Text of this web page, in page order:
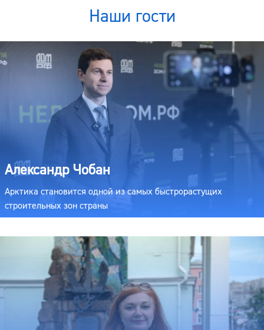
Наши гости
Александр Чобан
Арктика становится одной из самых быстрорастущих
строительных зон страны